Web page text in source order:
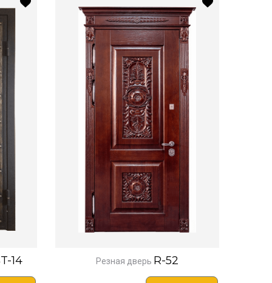
14 Резная дверь R-52